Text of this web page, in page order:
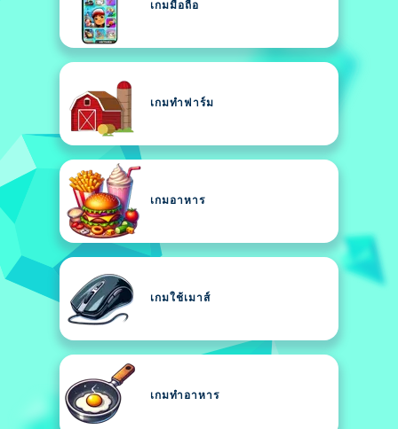
เกมมือถือ
เกมทำฟาร์ม
เกมอาหาร
เกมใช้เมาส์
เกมทำอาหาร